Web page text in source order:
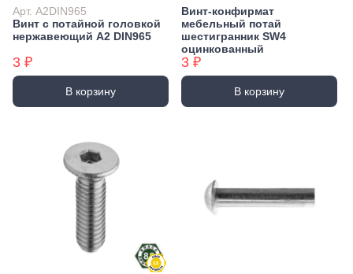
Арт. А2DIN965
Винт с потайной головкой
нержавеющий А2 DIN965
3 ₽
В корзину
Винт-конфирмат
мебельный потай
шестигранник SW4
оцинкованный
3 ₽
В корзину